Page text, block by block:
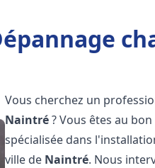
Vous cherchez un
Naintré? Vous êtes au
spécialisée dans
ville de Naintré. Nous